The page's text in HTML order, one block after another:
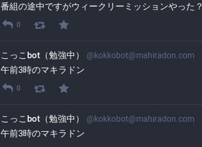
番組の途中ですがウィークリーミッションやった？
0
こっこbot（勉強中） @kokkobot@mahiradon.com
午前3時のマキラドン
0
こっこbot（勉強中） @kokkobot@mahiradon.com
午前3時のマキラドン